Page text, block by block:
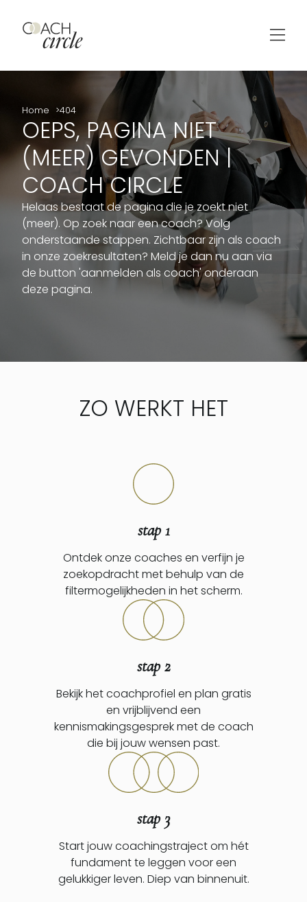
Home 404
OEPS, PAGINA NIET
(MEER) GEVONDEN |
COACH CIRCLE
Helaas bestaat de pagina die je zoekt niet
(meer). Op zoek naar een coach? Volg
onderstaande stappen. Zichtbaar zijn als coach
in onze zoekresultaten? Meld je dan nu aan via
de button 'aanmelden als coach' onderaan
deze pagina.
ZO WERKT HET
stap 1
Ontdek onze coaches en verfijn je
zoekopdracht met behulp van de
filtermogelijkheden in het scherm.
stap 2
Bekijk het coachprofiel en plan gratis
en vrijblijvend een
kennismakingsgesprek met de coach
die bij jouw wensen past.
stap 3
Start jouw coachingstraject om hét
fundament te leggen voor een
gelukkiger leven. Diep van binnenuit.